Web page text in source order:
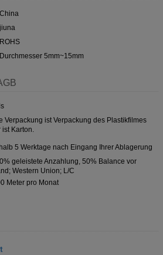
China
jiuna
ROHS
Durchmesser 5mm~15mm
Verpackung ist Verpackung des Plastikfilmes
ist Karton.
5 Werktage nach Eingang Ihrer Ablagerung
geleistete Anzahlung, 50% Balance vor
Western Union; L/C
Meter pro Monat